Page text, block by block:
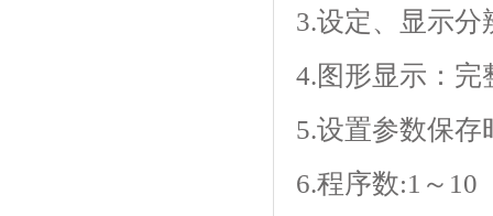
3.设定、显示
4.图形显示：
5.设置参数保存
6.程序数:1～10